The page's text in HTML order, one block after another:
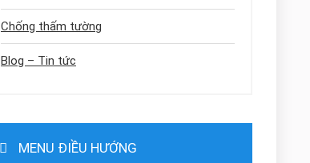
Chống thấm tường
Blog – Tin tức
MENU ĐIỀU HƯỚNG